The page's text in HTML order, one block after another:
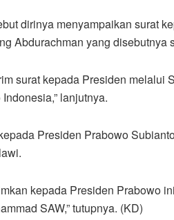
dirinya menyampaikan surat
Abdurachman yang
surat kepada Presiden
lanjutnya.
Presiden Prabowo
kepada Presiden Prabowo
SAW,” tutupnya. (KD)